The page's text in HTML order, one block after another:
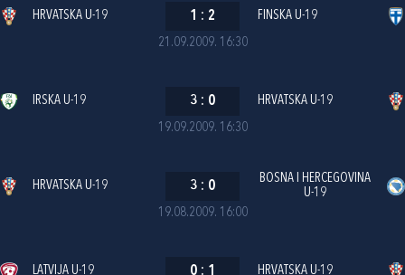
21.09.2009. 16:30
HRVATSKA U-19 1 : 2 FINSKA U-19
19.09.2009. 16:30
IRSKA U-19 3 : 0 HRVATSKA U-19
19.08.2009. 16:00
HRVATSKA U-19 3 : 0
BOSNA I HERCEGOVINA
U-19
LATVIJA U-19 0 : 1 HRVATSKA U-19